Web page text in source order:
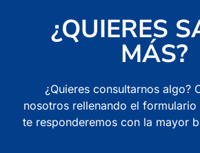
¿QUIERES
MÁS?
¿Quieres consultarnos algo?
nosotros rellenando el
te responderemos con la mayor